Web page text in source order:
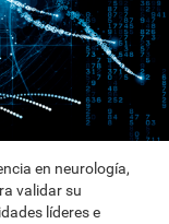
en neurología,
validar su
líderes e